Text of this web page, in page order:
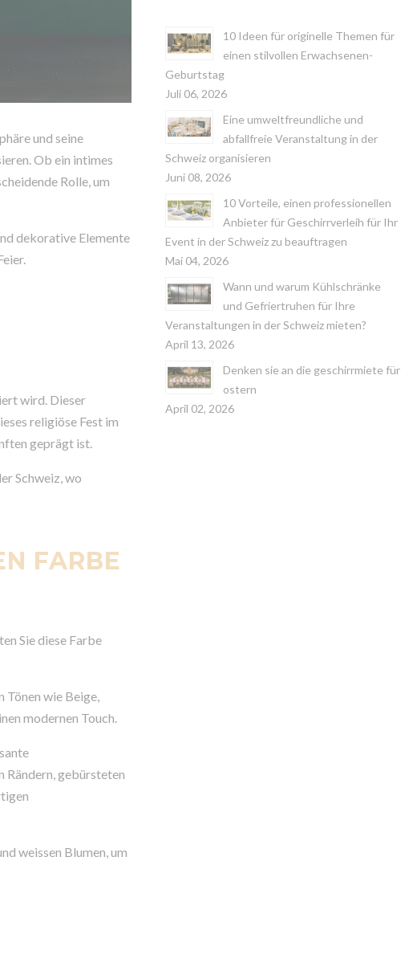
und seine
Ob ein intimes
Rolle, um
dekorative Elemente
wird. Dieser
religiöse Fest im
geprägt ist.
Schweiz, wo
FARBE
Sie diese Farbe
Tönen wie Beige,
modernen Touch.
Rändern, gebürsteten
weissen Blumen, um
10 Ideen für originelle Themen für
einen stilvollen Erwachsenen-
Geburtstag
Juli 06, 2026
Eine umweltfreundliche und
abfallfreie Veranstaltung in der
Schweiz organisieren
Juni 08, 2026
10 Vorteile, einen professionellen
Anbieter für Geschirrverleih für Ihr
Event in der Schweiz zu beauftragen
Mai 04, 2026
Wann und warum Kühlschränke
und Gefriertruhen für Ihre
Veranstaltungen in der Schweiz mieten?
April 13, 2026
Denken sie an die geschirrmiete für
ostern
April 02, 2026